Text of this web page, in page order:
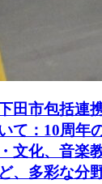
田市包括連
て：10周年
文化、音楽
、多彩な分